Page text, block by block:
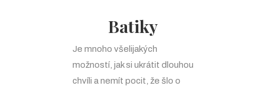
Batiky
Je mnoho všelijakých
možností, jak si ukrátit dlouhou
chvíli a nemít pocit, že šlo o